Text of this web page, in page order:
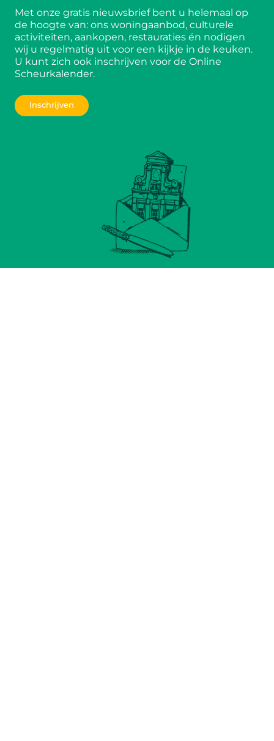
Met onze gratis nieuwsbrief bent u helemaal op
de hoogte van: ons woningaanbod, culturele
activiteiten, aankopen, restauraties én nodigen
wij u regelmatig uit voor een kijkje in de keuken.
U kunt zich ook inschrijven voor de Online
Scheurkalender.
Inschrijven